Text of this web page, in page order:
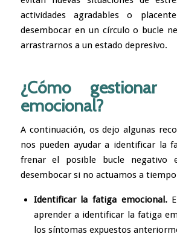
actividades agradables o
desembocar en un círculo o bucle
arrastrarnos a un estado depresivo.
¿Cómo gestionar
emocional?
A continuación, os dejo algunas
nos pueden ayudar a identificar la
frenar el posible bucle negativo
desembocar si no actuamos a
Identificar la fatiga emocional.
aprender a identificar la fatiga
los síntomas expuestos